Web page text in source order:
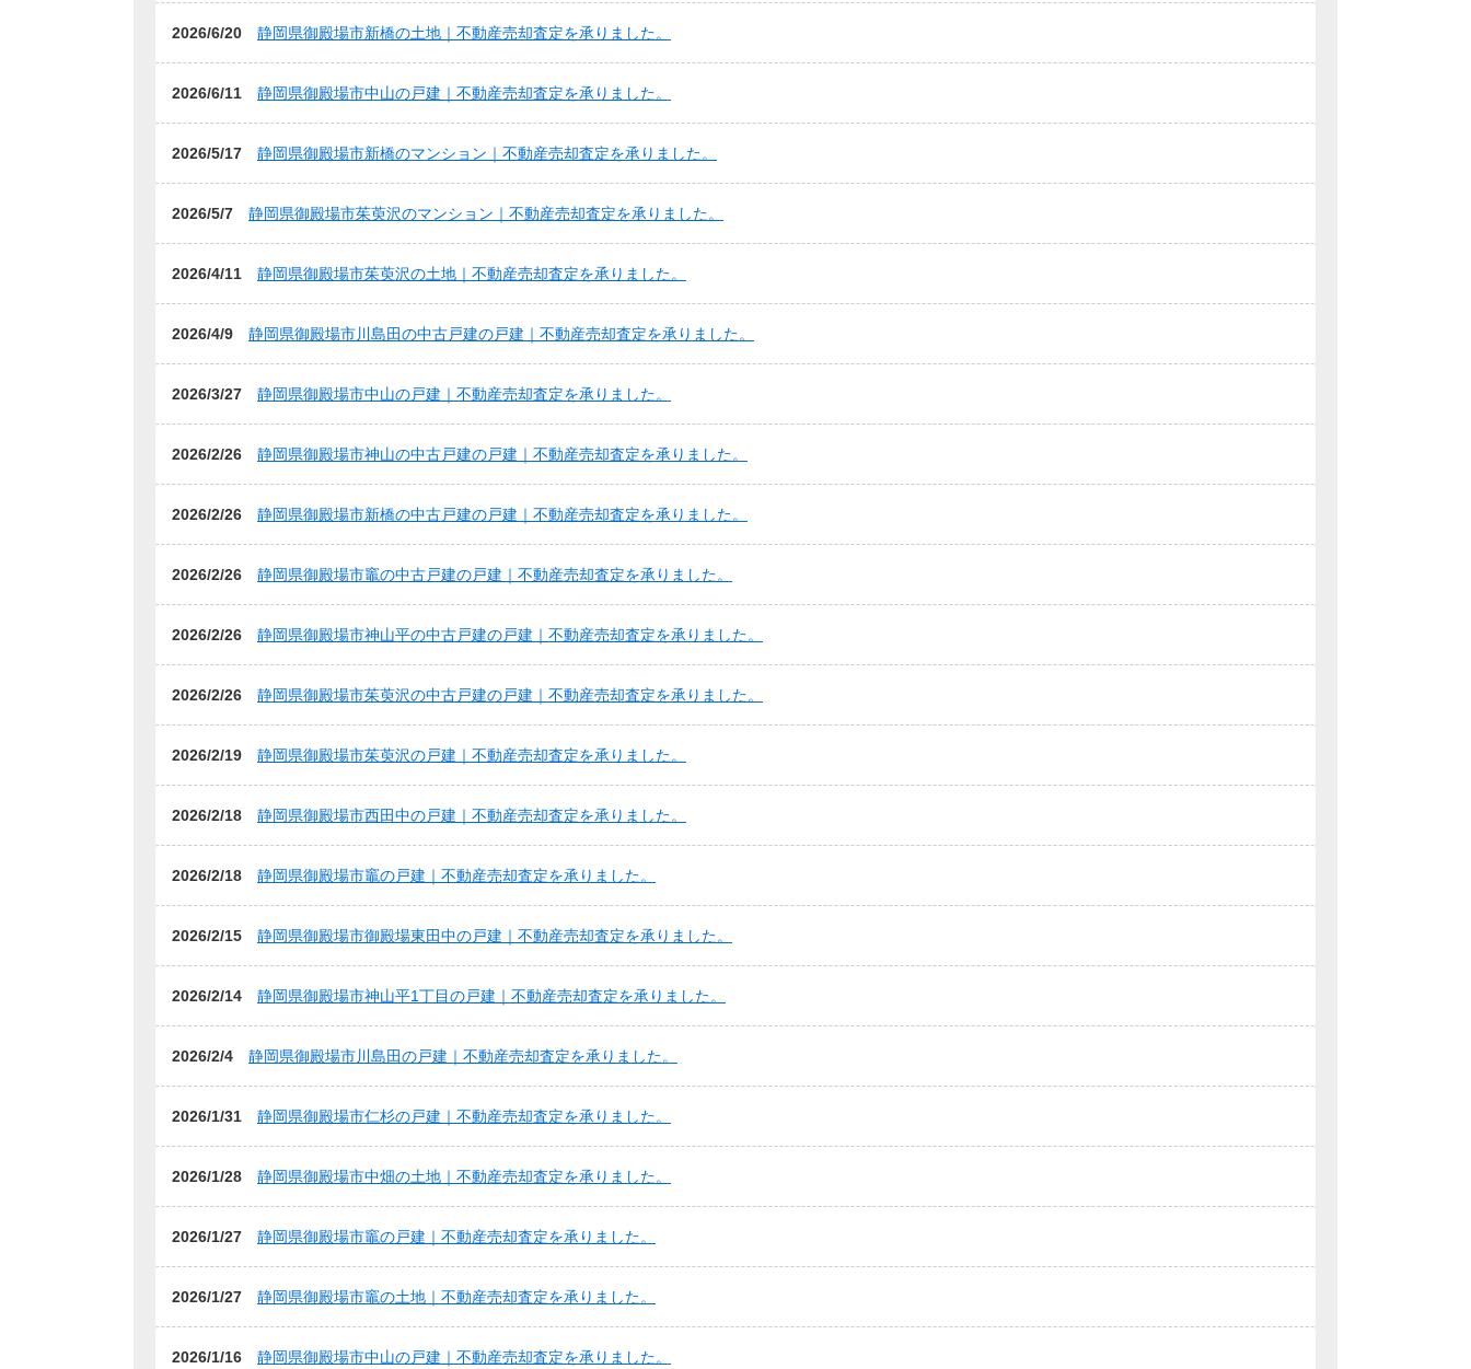
2026/6/20 静岡県御殿場市新橋の土地｜不動産売却査定を承りました。
2026/6/11 静岡県御殿場市中山の戸建｜不動産売却査定を承りました。
2026/5/17 静岡県御殿場市新橋のマンション｜不動産売却査定を承りました。
2026/5/7 静岡県御殿場市茱萸沢のマンション｜不動産売却査定を承りました。
2026/4/11 静岡県御殿場市茱萸沢の土地｜不動産売却査定を承りました。
2026/4/9 静岡県御殿場市川島田の中古戸建の戸建｜不動産売却査定を承りました。
2026/3/27 静岡県御殿場市中山の戸建｜不動産売却査定を承りました。
2026/2/26 静岡県御殿場市神山の中古戸建の戸建｜不動産売却査定を承りました。
2026/2/26 静岡県御殿場市新橋の中古戸建の戸建｜不動産売却査定を承りました。
2026/2/26 静岡県御殿場市竈の中古戸建の戸建｜不動産売却査定を承りました。
2026/2/26 静岡県御殿場市神山平の中古戸建の戸建｜不動産売却査定を承りました。
2026/2/26 静岡県御殿場市茱萸沢の中古戸建の戸建｜不動産売却査定を承りました。
2026/2/19 静岡県御殿場市茱萸沢の戸建｜不動産売却査定を承りました。
2026/2/18 静岡県御殿場市西田中の戸建｜不動産売却査定を承りました。
2026/2/18 静岡県御殿場市竈の戸建｜不動産売却査定を承りました。
2026/2/15 静岡県御殿場市御殿場東田中の戸建｜不動産売却査定を承りました。
2026/2/14 静岡県御殿場市神山平1丁目の戸建｜不動産売却査定を承りました。
2026/2/4 静岡県御殿場市川島田の戸建｜不動産売却査定を承りました。
2026/1/31 静岡県御殿場市仁杉の戸建｜不動産売却査定を承りました。
2026/1/28 静岡県御殿場市中畑の土地｜不動産売却査定を承りました。
2026/1/27 静岡県御殿場市竈の戸建｜不動産売却査定を承りました。
2026/1/27 静岡県御殿場市竈の土地｜不動産売却査定を承りました。
2026/1/16 静岡県御殿場市中山の戸建｜不動産売却査定を承りました。